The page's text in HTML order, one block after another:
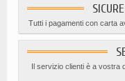
Tutti i pagamenti con carta
Il servizio clienti è a vostra